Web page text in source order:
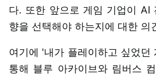
다. 또한 앞으로 게임 기업이 AI
향을 선택해야 하는지에 대한 의
여기에 '내가 플레이하고 싶었던
통해 블루 아카이브와 림버스